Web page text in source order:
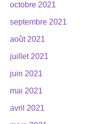
octobre 2021
septembre 2021
août 2021
juillet 2021
juin 2021
mai 2021
avril 2021